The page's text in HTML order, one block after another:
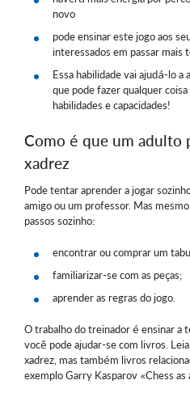
novo
pode ensinar este jogo aos
interessados em passar mais
Essa habilidade vai ajudá-lo
que pode fazer qualquer
habilidades e capacidades!
Como é que um adulto
xadrez
Pode tentar aprender a jogar
amigo ou um professor. Mas
passos sozinho:
encontrar ou comprar um
familiarizar-se com as peças;
aprender as regras do jogo.
O trabalho do treinador é ensinar a
você pode ajudar-se com livros.
xadrez, mas também livros
exemplo Garry Kasparov «Chess as